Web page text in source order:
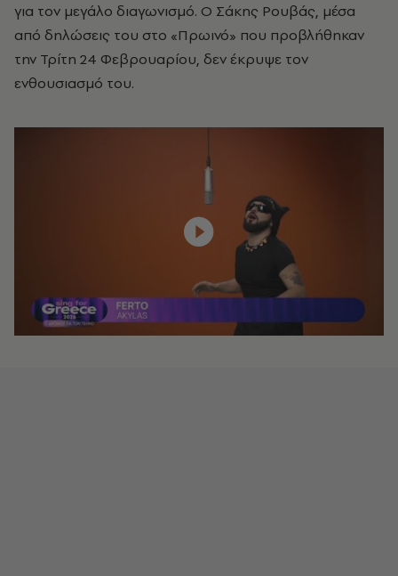
για τον μεγάλο διαγωνισμό. Ο Σάκης Ρουβάς, μέσα
από δηλώσεις του στο «Πρωινό» που προβλήθηκαν
την Τρίτη 24 Φεβρουαρίου, δεν έκρυψε τον
ενθουσιασμό του.